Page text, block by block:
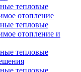
тепловые
отопление
тепловые
отопление и
тепловые
тепловые